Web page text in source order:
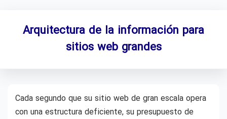
Arquitectura de la información para
sitios web grandes
Cada segundo que su sitio web de gran escala opera
con una estructura deficiente, su presupuesto de